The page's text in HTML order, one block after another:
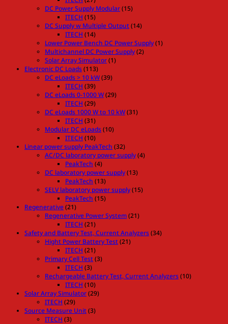
DC Power Supply Modular(15)
ITECH (15)
DC Supply w Multiple Output(14)
ITECH (14)
Lower Power Bench DC Power Supply(1)
Multichannel DC Power Supply(2)
Solar Array Simulator(1)
Electronic DC Loads(113)
DC eLoads > 10 kW(39)
ITECH (39)
DC eLoads 0-1000 W(29)
ITECH (29)
DC eLoads 1000 W to 10 kW(31)
ITECH (31)
Modular DC eLoads(10)
ITECH (10)
Linear power supply PeakTech (32)
AC/DC laboratory power supply(4)
PeakTech (4)
DC laboratory power supply(13)
PeakTech (13)
SELV laboratory power supply(15)
PeakTech (15)
Regenerative(21)
Regenerative Power System(21)
ITECH (21)
Safety and Battery Test, Current Analyzers(34)
Hight Power Battery Test(21)
ITECH (21)
Primary Cell Test(3)
ITECH (3)
Rechargeable Battery Test, Current Analyzers(10)
ITECH (10)
Solar Array Simulator(29)
ITECH (29)
Source Measure Unit(3)
ITECH (3)